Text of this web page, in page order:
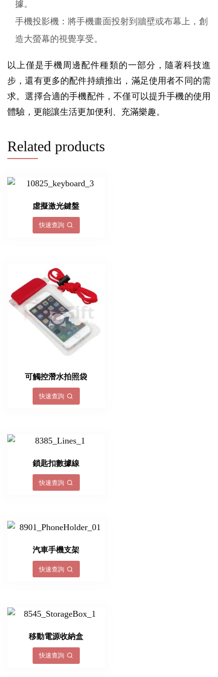
據。
手機投影機：將手機畫面投射到牆壁或布幕上，創
造大螢幕的視覺享受。
以上僅是手機周邊配件種類的一部分，隨著科技進
步，還有更多的配件持續推出，滿足使用者不同的需
求。選擇合適的手機配件，不僅可以提升手機的使用
體驗，更能讓生活更加便利、充滿樂趣。
Related products
虛擬激光鍵盤
快速查詢
可觸控潛水拍照袋
快速查詢
鎖匙扣數據線
快速查詢
汽車手機支架
快速查詢
移動電源收納盒
快速查詢